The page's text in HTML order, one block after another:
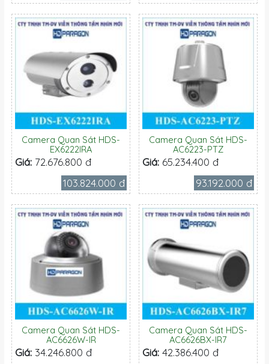
Camera Quan Sát HDS-
EX6222IRA
Giá: 72.676.800 đ
103.824.000 đ
Camera Quan Sát HDS-
AC6223-PTZ
Giá: 65.234.400 đ
93.192.000 đ
Camera Quan Sát HDS-
AC6626W-IR
Giá: 34.246.800 đ
Camera Quan Sát HDS-
AC6626BX-IR7
Giá: 42.386.400 đ